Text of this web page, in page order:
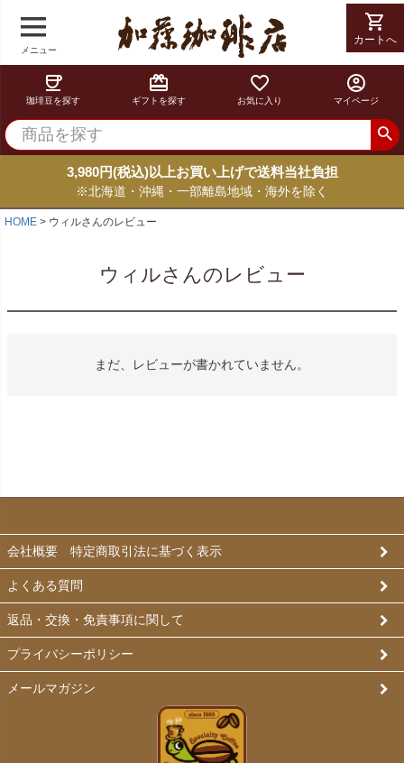
メニュー
shopping_cart
カートへ
coffee
珈琲豆を探す
card_giftcard
ギフトを探す
favorite_border
お気に入り
account_circle
マイページ
3,980円(税込)以上お買い上げで送料当社負担
※北海道・沖縄・一部離島地域・海外を除く
HOME ウィルさんのレビュー
ウィルさんのレビュー
まだ、レビューが書かれていません。
会社概要 特定商取引法に基づく表示
よくある質問
返品・交換・免責事項に関して
プライバシーポリシー
メールマガジン